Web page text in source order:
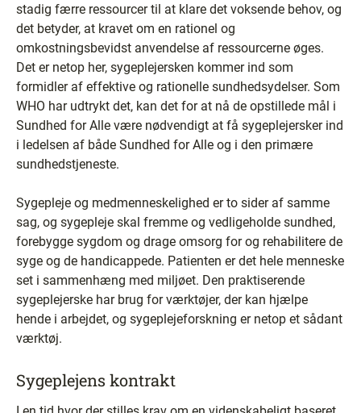
stadig færre ressourcer til at klare det voksende behov, og
det betyder, at kravet om en rationel og
omkostningsbevidst anvendelse af ressourcerne øges.
Det er netop her, sygeplejersken kommer ind som
formidler af effektive og rationelle sundhedsydelser. Som
WHO har udtrykt det, kan det for at nå de opstillede mål i
Sundhed for Alle være nødvendigt at få sygeplejersker ind
i ledelsen af både Sundhed for Alle og i den primære
sundhedstjeneste.
Sygepleje og medmenneskelighed er to sider af samme
sag, og sygepleje skal fremme og vedligeholde sundhed,
forebygge sygdom og drage omsorg for og rehabilitere de
syge og de handicappede. Patienten er det hele menneske
set i sammenhæng med miljøet. Den praktiserende
sygeplejerske har brug for værktøjer, der kan hjælpe
hende i arbejdet, og sygeplejeforskning er netop et sådant
værktøj.
Sygeplejens kontrakt